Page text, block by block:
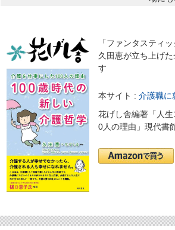
「ファンタスティ
久田恵が立ち上げ
す
本サイト :介護職に
花げし舎編著「人
0人の理由」現代書